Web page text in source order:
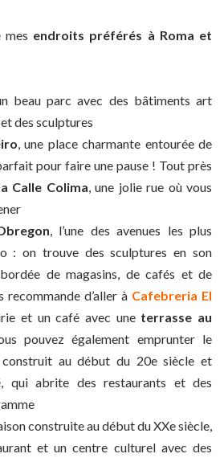
mes endroits préférés à Roma et
beau parc avec des bâtiments art
des sculptures
, une place charmante entourée de
pour faire une pause ! Tout près
Calle Colima, une jolie rue où vous
, l’une des avenues les plus
: on trouve des sculptures en son
de magasins, de cafés et de
recommande d’aller à Cafebreria El
et un café avec uneterrasse au
pouvez également emprunter le
au début du 20e siècle et
qui abrite des restaurants et des
construite au début du XXe siècle,
et un centre culturel avec des